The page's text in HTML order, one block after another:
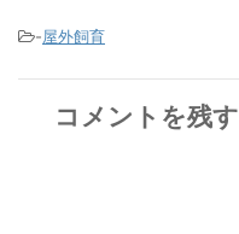
-屋外飼育
コメントを残す